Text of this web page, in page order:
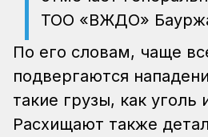
ТОО «ВЖДО»
По его словам, чаще
подвергаются
такие грузы, как
Расхищают также